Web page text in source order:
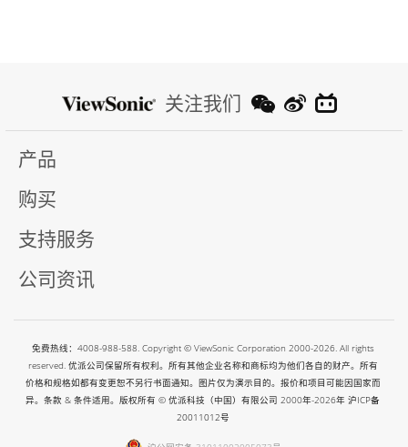
关注我们
产品
购买
支持服务
公司资讯
免费热线：4008-988-588. Copyright © ViewSonic Corporation 2000-2026. All rights
reserved. 优派公司保留所有权利。所有其他企业名称和商标均为他们各自的财产。所有
价格和规格如都有变更恕不另行书面通知。图片仅为演示目的。报价和项目可能因国家而
异。条款 & 条件适用。版权所有 © 优派科技（中国）有限公司 2000年-2026年沪ICP备
20011012号